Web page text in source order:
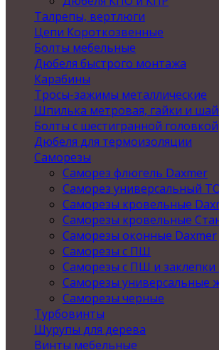
Талрепы, вертлюги
Цепи Короткозвенные
Болты мебельные
Дюбеля быстрого монтажа
Карабины
Тросы-зажимы металлические
Шпилька метровая, гайки и
Болты с шестигранной головкой
Дюбеля для термоизоляции
Саморезы
Саморез флюгель Daxmer
Саморез универсальный
Саморезы кровельные
Саморезы кровельные
Саморезы оконные Daxmer
Саморезы с ПШ
Саморезы с ПШ и заклепки
Саморезы универсальные
Саморезы черные
Турбовинты
Шурупы для дерева
Винты мебельные